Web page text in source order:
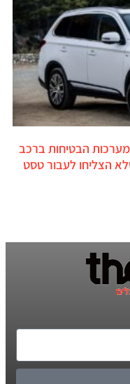
הבטיחות ברכב
הצליחו לעבור טסט